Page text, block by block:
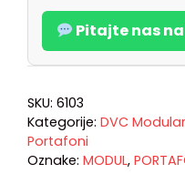
Pitajte nas
SKU: 6103
Kategorije: DVC
Portafoni
Oznake: MODUL,